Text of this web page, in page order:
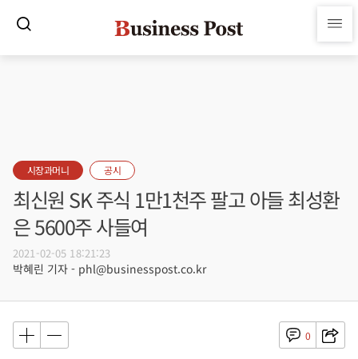
시장과머니 공시
최신원 SK 주식 1만1천주 팔고 아들 최성환
은 5600주 사들여
2021-02-05 18:21:23
박혜린 기자 - phl@businesspost.co.kr
0